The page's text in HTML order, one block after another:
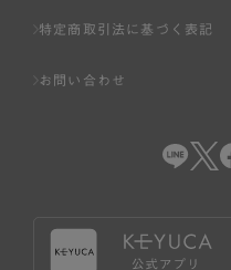
特定商取引法に基づく表記
お問い合わせ